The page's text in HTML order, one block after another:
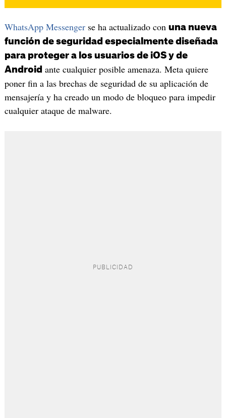
WhatsApp Messengerse ha actualizado con una nueva
función de seguridad especialmente diseñada
para proteger a los usuarios de iOS y de
Android ante cualquier posible amenaza. Meta quiere
poner fin a las brechas de seguridad de su aplicación de
mensajería y ha creado un modo de bloqueo para impedir
cualquier ataque de malware.